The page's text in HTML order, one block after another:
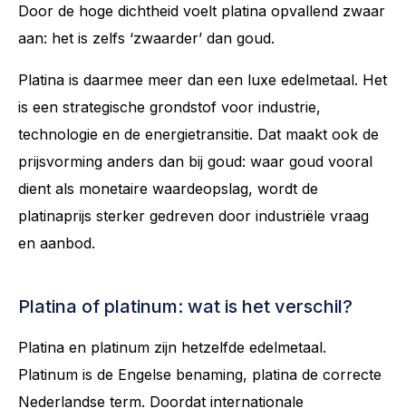
Door de hoge dichtheid voelt platina opvallend zwaar
aan: het is zelfs ‘zwaarder’ dan goud.
Platina is daarmee meer dan een luxe edelmetaal. Het
is een strategische grondstof voor industrie,
technologie en de energietransitie. Dat maakt ook de
prijsvorming anders dan bij goud: waar goud vooral
dient als monetaire waardeopslag, wordt de
platinaprijs sterker gedreven door industriële vraag
en aanbod.
Platina of platinum: wat is het verschil?
Platina en platinum zijn hetzelfde edelmetaal.
Platinum is de Engelse benaming, platina de correcte
Nederlandse term. Doordat internationale